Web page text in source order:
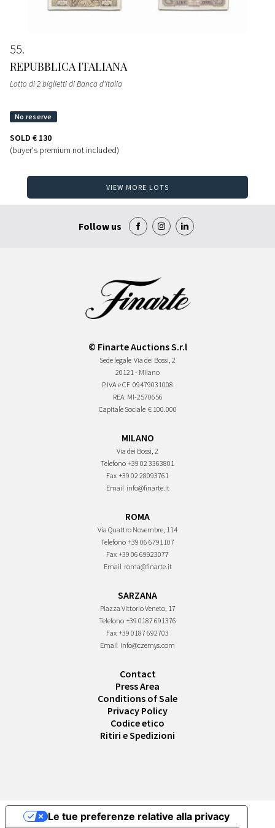
55
REPUBBLICA ITALIANA
Lotto di 2 biglietti di Banca d'Italia
SOLD € 130
(buyer's premium not included)
VIEW MORE LOTS
Follow us
© Finarte Auctions S.r.l
Sede legale Via dei Bossi, 2
20121 - Milano
P.IVA e CF 09479031008
REA MI-2570656
Capitale Sociale € 100.000
MILANO
Via dei Bossi, 2
Telefono +39 02 3363801
Fax +39 02 28093761
Email info@finarte.it
ROMA
Via Quattro Novembre, 114
Telefono +39 06 6791107
Fax +39 06 69923077
Email roma@finarte.it
SARZANA
Piazza Vittorio Veneto, 17
Telefono +39 0187 691376
Fax +39 0187 692703
Email info@czernys.com
Contact
Press Area
Conditions of Sale
Privacy Policy
Codice etico
Ritiri e Spedizioni
Le tue preferenze relative alla privacy